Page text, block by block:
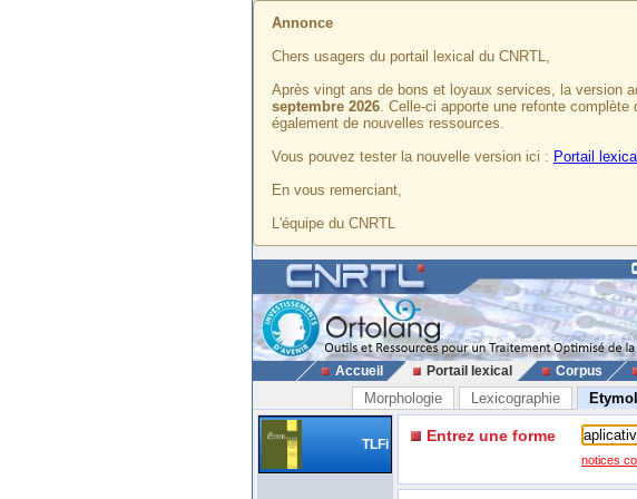
Annonce
Chers usagers du portail lexical du CNRTL,
Après vingt ans de bons et loyaux services, la version
septembre 2026. Celle-ci apporte une refonte
également de nouvelles ressources.
Vous pouvez tester la nouvelle version ici : Portail lexical
En vous remerciant,
L'équipe du CNRTL
Accueil Portail lexical Corpus
Morphologie Lexicographie
TLFi Entrez une forme
notices